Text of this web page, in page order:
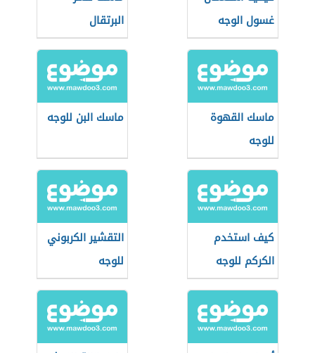
غسول الوجه
البرتقال
ماسك القهوة
للوجه
ماسك البن للوجه
كيف استخدم
الكركم للوجه
التقشير الكربوني
للوجه